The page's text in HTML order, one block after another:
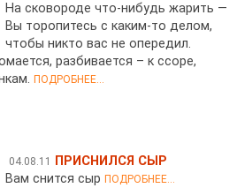
На сковороде что-нибудь жарить —
Вы торопитесь с каким-то делом,
чтобы никто вас не опередил.
разбивается – к ссоре,
ПОДРОБНЕЕ...
04.08.11
ПРИСНИЛСЯ СЫР
Вам снится сыр ПОДРОБНЕЕ...